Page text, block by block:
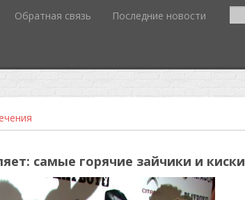
Обратная связь Последние новости
самые горячие зайчики и киски